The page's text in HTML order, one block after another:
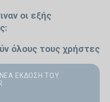
οι εξής
όλους τους χρήστες
ΈΚΔΟΣΗ ΤΟΥ